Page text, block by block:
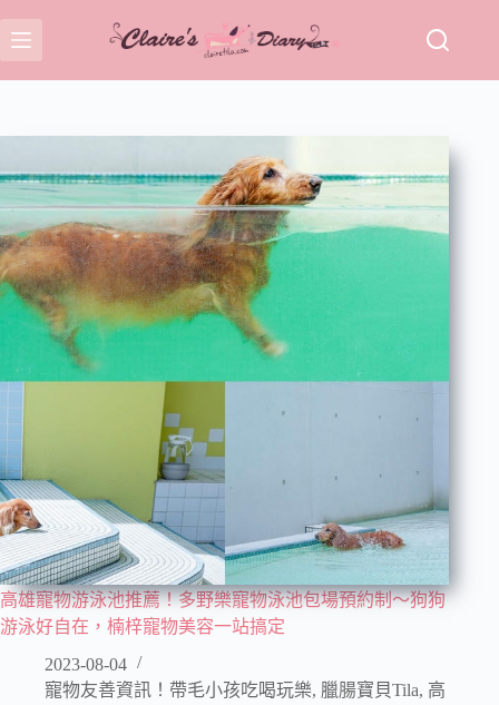
至
主
高雄寵物游泳池推薦！多野樂寵物泳池包場預約制～狗狗
游泳好自在，楠梓寵物美容一站搞定
2023-08-04
寵物友善資訊！帶毛小孩吃喝玩樂, 臘腸寶貝Tila, 高